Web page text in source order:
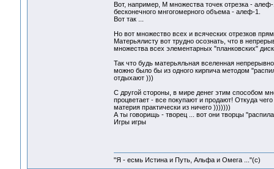
Вот, например, М множества точек отрезка -
бесконечного мнгогомерного объема - алеф-1.
Вот так ...
Но вот множество всех и всяческих отрезков
Матерьялисту вот трудно осознать, что в
множества всех элементарных "планковских"
Так что будь матерьяльная вселенная
можно было бы из одного кирпича методом
отдыхают )))
С другой стороны, в мире денег этим способом
процветает - все покупают и продают! Откуда
материя практически из ничего )))))))
А ты говорищь - творец ... вот они творцы
Игры игры
"Я - есмь Истина и Путь, Альфа и Омега ..."(с)